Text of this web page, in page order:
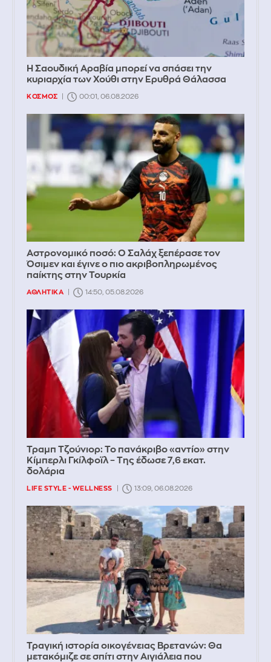
Η Σαουδική Αραβία μπορεί να σπάσει την
κυριαρχία των Χούθι στην Ερυθρά Θάλασσα
ΚΟΣΜΟΣ 00:01, 06.08.2026
Αστρονομικό ποσό: Ο Σαλάχ ξεπέρασε τον
Όσιμεν και έγινε ο πιο ακριβοπληρωμένος
παίκτης στην Τουρκία
ΑΘΛΗΤΙΚΑ 14:50, 05.08.2026
Τραμπ Τζούνιορ: Το πανάκριβο «αντίο» στην
Κίμπερλι Γκίλφοϊλ – Της έδωσε 7,6 εκατ.
δολάρια
LIFE STYLE - WELLNESS 13:09, 06.08.2026
Τραγική ιστορία οικογένειας Βρετανών: Θα
μετακόμιζε σε σπίτι στην Αιγιάλεια που